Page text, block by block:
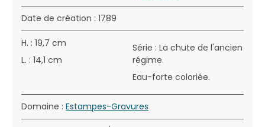
Date de création : 1789
H. : 19,7 cm
L. : 14,1 cm
Série : La chute de l'ancien
régime.
Eau-forte coloriée.
Domaine : Estampes-Gravures